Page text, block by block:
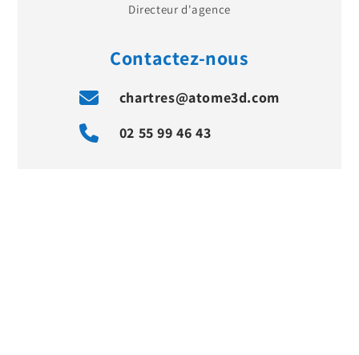
Directeur d'agence
Contactez-nous
chartres@atome3d.com
02 55 99 46 43